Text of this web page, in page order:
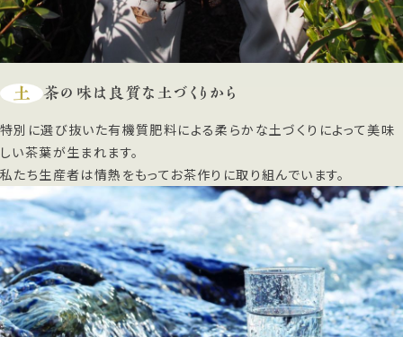
土 茶の味は良質な土づくりから
特別に選び抜いた有機質肥料による柔らかな土づくりによって美味
しい茶葉が生まれます。
私たち生産者は情熱をもってお茶作りに取り組んでいます。